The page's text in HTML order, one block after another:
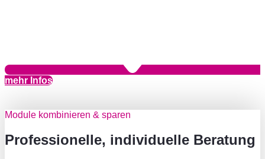
mehr Infos
Module kombinieren & sparen
Professionelle, individuelle Beratung